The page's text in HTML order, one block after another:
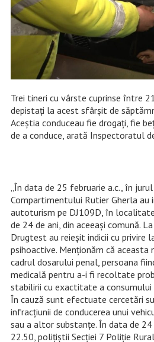
Trei tineri cu vârste cuprinse între
depistați la acest sfârșit de
Aceștia conduceau fie drogați, fie
de a conduce, arată Inspectoratul
„În data de 25 februarie a.c., în
Compartimentului Rutier Gherla au
autoturism pe DJ109D, în
de 24 de ani, din aceeași comună.
Drugtest au reieșit indicii cu privire
psihoactive. Menționăm că aceasta
cadrul dosarului penal, persoana
medicală pentru a-i fi recoltate
stabilirii cu exactitate a consumului
În cauză sunt efectuate cercetări
infracțiunii de conducerea unui
sau a altor substanțe. În data de
22.50, polițiștii Secției 7 Poliție